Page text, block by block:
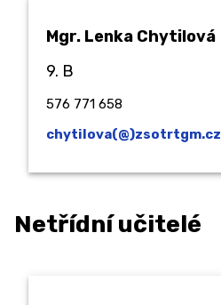
Mgr. Lenka Chytilová
9. B
576 771 658
chytilova(@)zsotrtgm.cz
Netřídní učitelé